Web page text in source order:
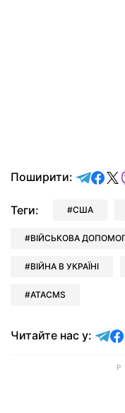
Поширити:
Теги: США
ВІЙСЬКОВА
ВІЙНА В УКРАЇНІ
ATACMS
Читайте нас у: